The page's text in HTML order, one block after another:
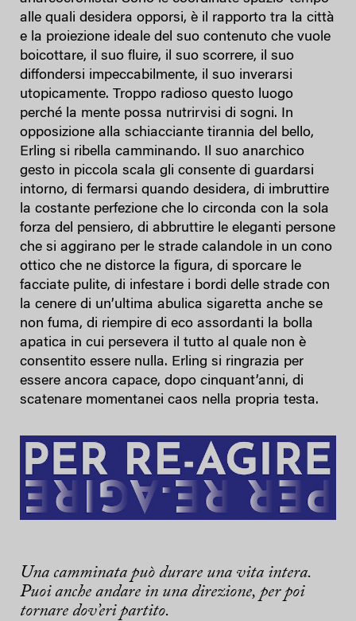
alle quali desidera opporsi, è il rapporto tra la città
e la proiezione ideale del suo contenuto che vuole
boicottare, il suo fluire, il suo scorrere, il suo
diffondersi impeccabilmente, il suo inverarsi
utopicamente. Troppo radioso questo luogo
perché la mente possa nutrirvisi di sogni. In
opposizione alla schiacciante tirannia del bello,
Erling si ribella camminando. Il suo anarchico
gesto in piccola scala gli consente di guardarsi
intorno, di fermarsi quando desidera, di imbruttire
la costante perfezione che lo circonda con la sola
forza del pensiero, di abbruttire le eleganti persone
che si aggirano per le strade calandole in un cono
ottico che ne distorce la figura, di sporcare le
facciate pulite, di infestare i bordi delle strade con
la cenere di un’ultima abulica sigaretta anche se
non fuma, di riempire di eco assordanti la bolla
apatica in cui persevera il tutto al quale non è
consentito essere nulla. Erling si ringrazia per
essere ancora capace, dopo cinquant’anni, di
scatenare momentanei caos nella propria testa.
Una camminata può durare una vita intera.
Puoi anche andare in una direzione, per poi
tornare dov’eri partito.